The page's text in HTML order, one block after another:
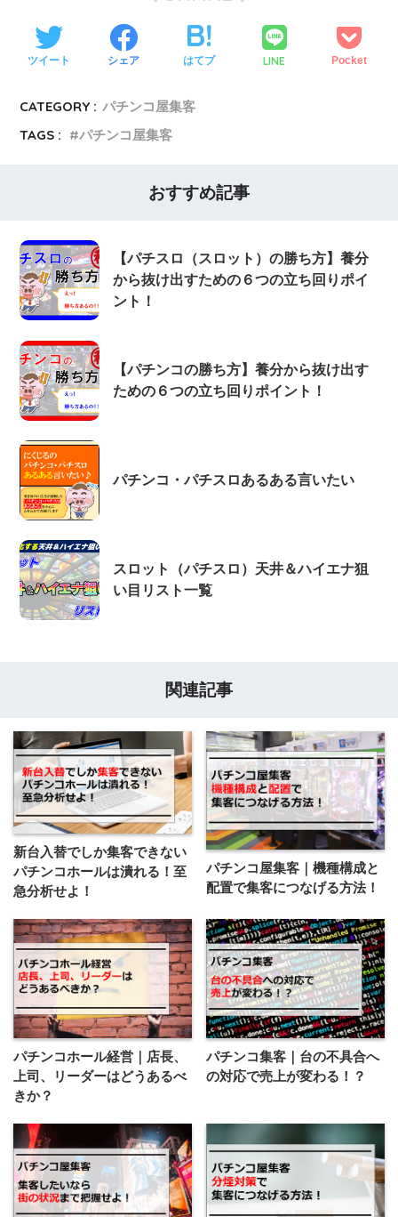
ツイート シェア はてブ LINE Pocket
CATEGORY : パチンコ屋集客
TAGS :
パチンコ屋集客
おすすめ記事
【パチスロ（スロット）の勝ち方】養分
から抜け出すための６つの立ち回りポイ
ント！
【パチンコの勝ち方】養分から抜け出す
ための６つの立ち回りポイント！
パチンコ・パチスロあるある言いたい
スロット（パチスロ）天井＆ハイエナ狙
い目リスト一覧
関連記事
新台入替でしか集客できない
パチンコホールは潰れる！至
急分析せよ！
パチンコ屋集客｜機種構成と
配置で集客につなげる方法！
パチンコホール経営｜店長、
上司、リーダーはどうあるべ
きか？
パチンコ集客｜台の不具合へ
の対応で売上が変わる！？